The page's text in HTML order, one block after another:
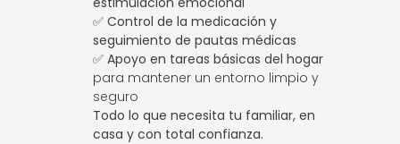
✅ Control de la medicación y
seguimiento de pautas médicas
✅ Apoyo en tareas básicas del hogar
para mantener un entorno limpio y
seguro
Todo lo que necesita tu familiar, en
casa y con total confianza.